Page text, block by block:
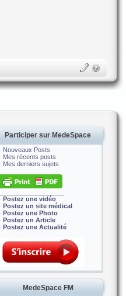
Participer sur MedeSpace
Nouveaux Posts
Mes récents posts
Mes derniers sujets
Postez une vidéo
Postez un site médical
Postez une Photo
Postez un Article
Postez une Actualité
MedeSpace FM